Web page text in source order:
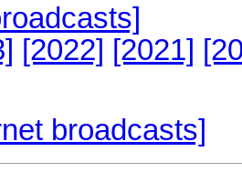
[2022] [2021]
broadcasts]